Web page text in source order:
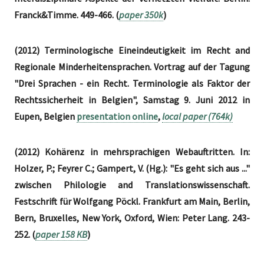
Franck&Timme. 449-466. (paper 350k)
(2012) Terminologische Eineindeutigkeit im Recht and
Regionale Minderheitensprachen. Vortrag auf der Tagung
"Drei Sprachen - ein Recht. Terminologie als Faktor der
Rechtssicherheit in Belgien", Samstag 9. Juni 2012 in
Eupen, Belgien presentation online,local paper (764k)
(2012) Kohärenz in mehrsprachigen Webauftritten. In:
Holzer, P.; Feyrer C.; Gampert, V. (Hg.): "Es geht sich aus ..."
zwischen Philologie and Translationswissenschaft.
Festschrift für Wolfgang Pöckl. Frankfurt am Main, Berlin,
Bern, Bruxelles, New York, Oxford, Wien: Peter Lang. 243-
252. (paper 158 KB)